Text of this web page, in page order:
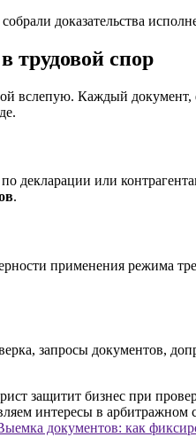
доказательства
трудовой спор
вслепую. Каждый
декларации или
.
применения режима
запросы документов,
документов: как